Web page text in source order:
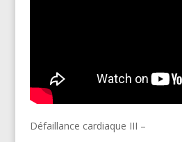
Défaillance cardiaque III –